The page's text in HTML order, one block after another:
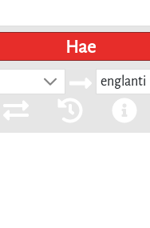
Hae
englanti